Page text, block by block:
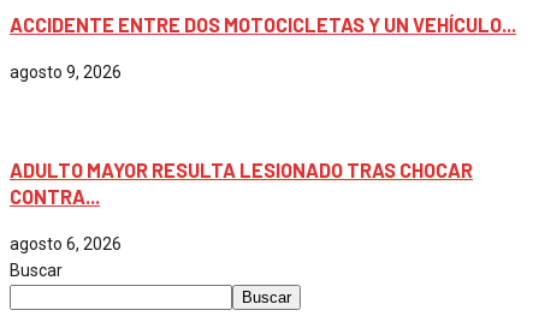
ACCIDENTE ENTRE DOS MOTOCICLETAS Y UN VEHÍCULO...
agosto 9, 2026
ADULTO MAYOR RESULTA LESIONADO TRAS CHOCAR
CONTRA...
agosto 6, 2026
Buscar
Buscar